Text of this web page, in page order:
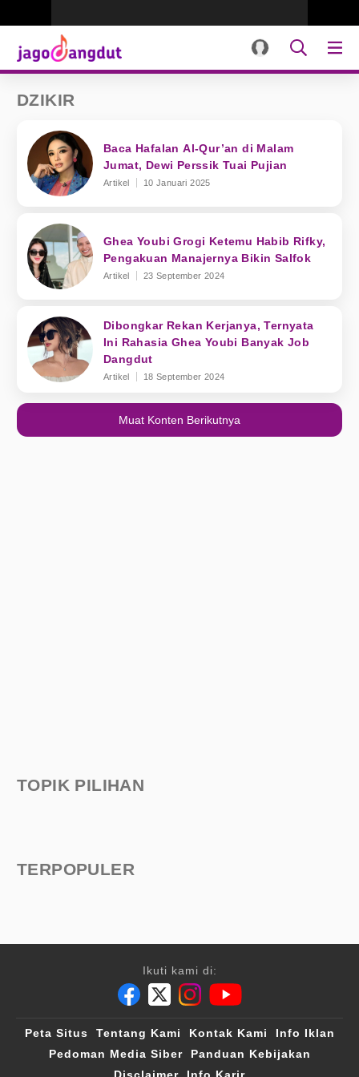
DZIKIR
Baca Hafalan Al-Qur’an di Malam
Jumat, Dewi Perssik Tuai Pujian
Artikel 10 Januari 2025
Ghea Youbi Grogi Ketemu Habib Rifky,
Pengakuan Manajernya Bikin Salfok
Artikel 23 September 2024
Dibongkar Rekan Kerjanya, Ternyata
Ini Rahasia Ghea Youbi Banyak Job
Dangdut
Artikel 18 September 2024
Muat Konten Berikutnya
TOPIK PILIHAN
TERPOPULER
Ikuti kami di:
Peta Situs Tentang Kami Kontak Kami
Info Iklan
Pedoman Media Siber
Panduan Kebijakan